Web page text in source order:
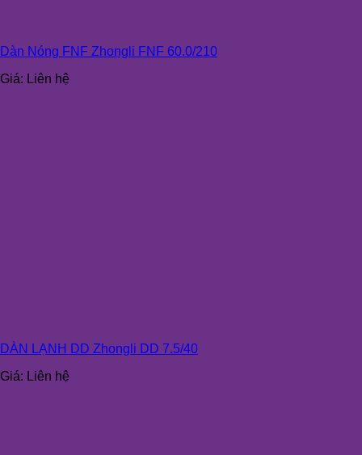
Dàn Nóng FNF Zhongli FNF 60.0/210
Giá: Liên hệ
DÀN LẠNH DD Zhongli DD 7.5/40
Giá: Liên hệ